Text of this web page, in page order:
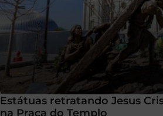
Estátuas retratando Jesus
na Praça do Templo